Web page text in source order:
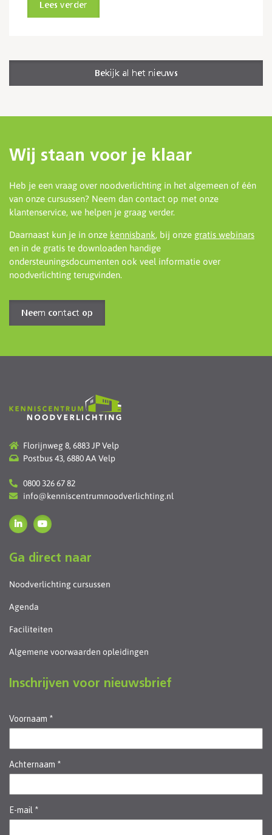
Lees verder
Bekijk al het nieuws
Wij staan voor je klaar
Heb je een vraag over noodverlichting in het algemeen of één
van onze cursussen? Neem dan contact op met onze
klantenservice, we helpen je graag verder.
Daarnaast kun je in onze kennisbank, bij onze gratis webinars
en in de gratis te downloaden handige
ondersteuningsdocumenten ook veel informatie over
noodverlichting terugvinden.
Neem contact op
Florijnweg 8, 6883 JP Velp
Postbus 43, 6880 AA Velp
0800 326 67 82
info@kenniscentrumnoodverlichting.nl
Ga direct naar
Noodverlichting cursussen
Agenda
Faciliteiten
Algemene voorwaarden opleidingen
Inschrijven voor nieuwsbrief